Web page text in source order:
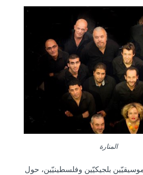
المنارة
موسيقيّين بلجيكيّين وفلسطينيّين، حول